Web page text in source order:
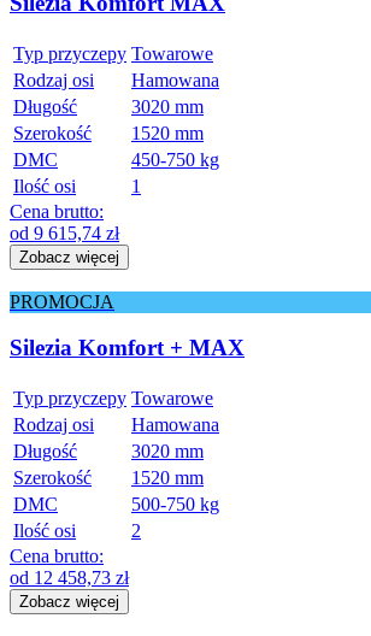
Typ przyczepy Towarowe
Rodzaj osi
Hamowana
Długość
3020 mm
Szerokość
1520 mm
DMC
450-750 kg
Ilość osi
1
Cena brutto:
od 9 615,74 zł
Zobacz więcej
PROMOCJA
Silezia Komfort + MAX
Typ przyczepy Towarowe
Rodzaj osi
Hamowana
Długość
3020 mm
Szerokość
1520 mm
DMC
500-750 kg
Ilość osi
2
Cena brutto:
od 12 458,73 zł
Zobacz więcej